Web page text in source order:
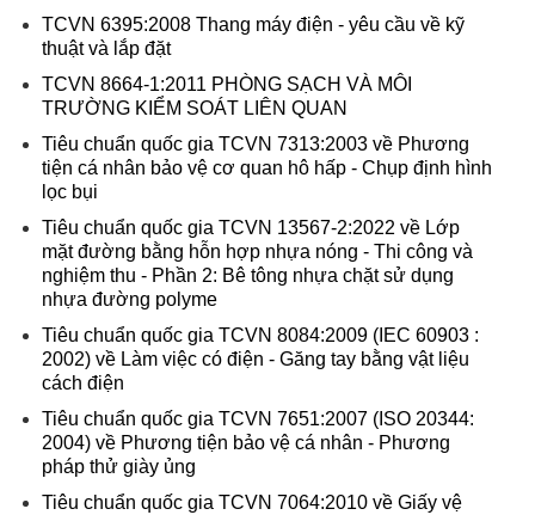
TCVN 6395:2008 Thang máy điện - yêu cầu về kỹ
thuật và lắp đặt
TCVN 8664-1:2011 PHÒNG SẠCH VÀ MÔI
TRƯỜNG KIỂM SOÁT LIÊN QUAN
Tiêu chuẩn quốc gia TCVN 7313:2003 về Phương
tiện cá nhân bảo vệ cơ quan hô hấp - Chụp định hình
lọc bụi
Tiêu chuẩn quốc gia TCVN 13567-2:2022 về Lớp
mặt đường bằng hỗn hợp nhựa nóng - Thi công và
nghiệm thu - Phần 2: Bê tông nhựa chặt sử dụng
nhựa đường polyme
Tiêu chuẩn quốc gia TCVN 8084:2009 (IEC 60903 :
2002) về Làm việc có điện - Găng tay bằng vật liệu
cách điện
Tiêu chuẩn quốc gia TCVN 7651:2007 (ISO 20344:
2004) về Phương tiện bảo vệ cá nhân - Phương
pháp thử giày ủng
Tiêu chuẩn quốc gia TCVN 7064:2010 về Giấy vệ